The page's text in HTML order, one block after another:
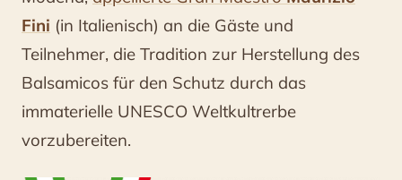
Fini (in Italienisch) an die Gäste und
Teilnehmer, die Tradition zur Herstellung des
Balsamicos für den Schutz durch das
immaterielle UNESCO Weltkultrerbe
vorzubereiten.